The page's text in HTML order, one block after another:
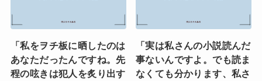
「私をヲチ板に晒したのは
あなただったんですね。先
程の呟きは犯人を炙り出す
「実は私さんの小説読んだ
事ないんですよ。でも読ま
なくても分かります、私さ